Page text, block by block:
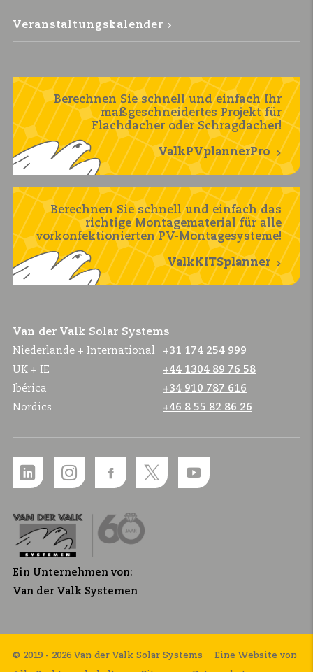
Veranstaltungskalender
Berechnen Sie schnell und einfach Ihr
maßgeschneidertes Projekt für
Flachdacher oder Schragdacher!
ValkPVplannerPro
Berechnen Sie schnell und einfach das
richtige Montagematerial für alle
vorkonfektionierten PV-Montagesysteme!
ValkKITSplanner
Van der Valk Solar Systems
Niederlande + International
+31 174 254 999
UK + IE
+44 1304 89 76 58
Ibérica
+34 910 787 616
Nordics
+46 8 55 82 86 26
Ein Unternehmen von:
Van der Valk Systemen
© 2019 - 2026 Van der Valk Solar Systems Eine Website von